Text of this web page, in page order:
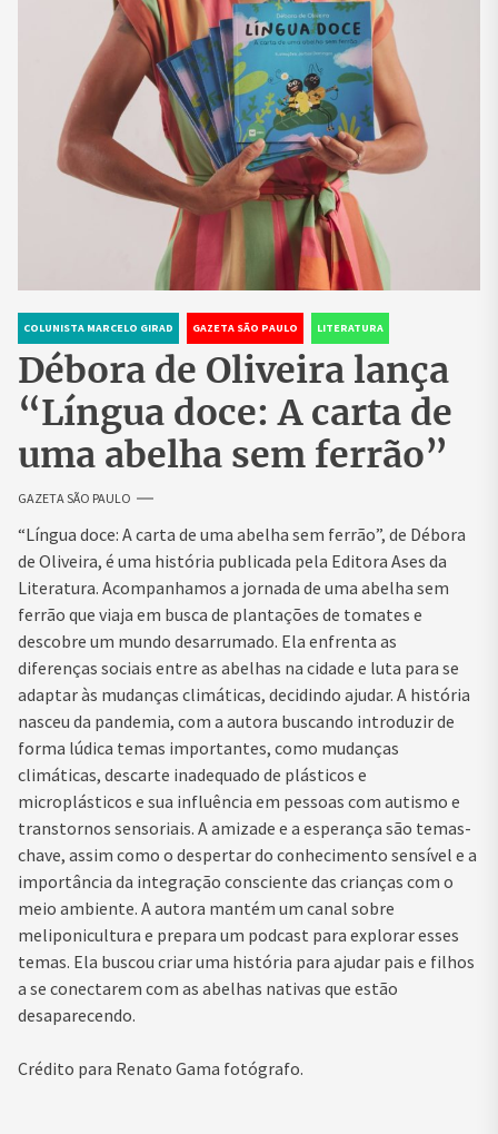
COLUNISTA MARCELO GIRAD GAZETA SÃO PAULO LITERATURA
Débora de Oliveira lança
“Língua doce: A carta de
uma abelha sem ferrão”
GAZETA SÃO PAULO
“Língua doce: A carta de uma abelha sem ferrão”, de Débora
de Oliveira, é uma história publicada pela Editora Ases da
Literatura. Acompanhamos a jornada de uma abelha sem
ferrão que viaja em busca de plantações de tomates e
descobre um mundo desarrumado. Ela enfrenta as
diferenças sociais entre as abelhas na cidade e luta para se
adaptar às mudanças climáticas, decidindo ajudar. A história
nasceu da pandemia, com a autora buscando introduzir de
forma lúdica temas importantes, como mudanças
climáticas, descarte inadequado de plásticos e
microplásticos e sua influência em pessoas com autismo e
transtornos sensoriais. A amizade e a esperança são temas-
chave, assim como o despertar do conhecimento sensível e a
importância da integração consciente das crianças com o
meio ambiente. A autora mantém um canal sobre
meliponicultura e prepara um podcast para explorar esses
temas. Ela buscou criar uma história para ajudar pais e filhos
a se conectarem com as abelhas nativas que estão
desaparecendo.
Crédito para Renato Gama fotógrafo.